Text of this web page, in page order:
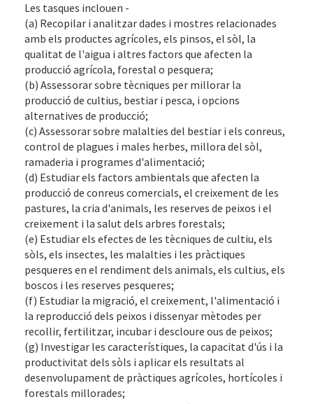
Les tasques inclouen -
(a) Recopilar i analitzar dades i mostres relacionades
amb els productes agrícoles, els pinsos, el sòl, la
qualitat de l'aigua i altres factors que afecten la
producció agrícola, forestal o pesquera;
(b) Assessorar sobre tècniques per millorar la
producció de cultius, bestiar i pesca, i opcions
alternatives de producció;
(c) Assessorar sobre malalties del bestiar i els conreus,
control de plagues i males herbes, millora del sòl,
ramaderia i programes d'alimentació;
(d) Estudiar els factors ambientals que afecten la
producció de conreus comercials, el creixement de les
pastures, la cria d'animals, les reserves de peixos i el
creixement i la salut dels arbres forestals;
(e) Estudiar els efectes de les tècniques de cultiu, els
sòls, els insectes, les malalties i les pràctiques
pesqueres en el rendiment dels animals, els cultius, els
boscos i les reserves pesqueres;
(f) Estudiar la migració, el creixement, l'alimentació i
la reproducció dels peixos i dissenyar mètodes per
recollir, fertilitzar, incubar i descloure ous de peixos;
(g) Investigar les característiques, la capacitat d'ús i la
productivitat dels sòls i aplicar els resultats al
desenvolupament de pràctiques agrícoles, hortícoles i
forestals millorades;